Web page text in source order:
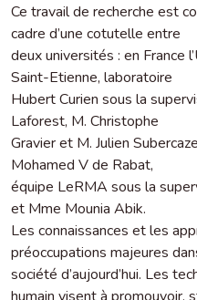
Ce travail de recherche est
cadre d’une cotutelle entre
deux universités : en France
Saint-Etienne, laboratoire
Hubert Curien sous la
Laforest, M. Christophe
Gravier et M. Julien
Mohamed V de Rabat,
équipe LeRMA sous la
et Mme Mounia Abik.
Les connaissances et les
préoccupations majeures
société d’aujourd’hui. Les